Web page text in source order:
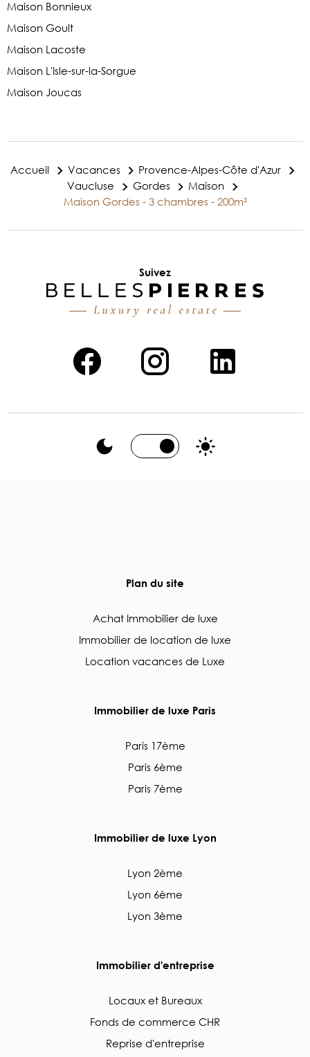
Maison Bonnieux
Maison Goult
Maison Lacoste
Maison L'Isle-sur-la-Sorgue
Maison Joucas
Accueil Vacances
Provence-Alpes-Côte d'Azur
Vaucluse
Gordes
Maison
Maison Gordes - 3 chambres - 200m²
Suivez
Plan du site
Achat Immobilier de luxe
Immobilier de location de luxe
Location vacances de Luxe
Immobilier de luxe Paris
Paris 17ème
Paris 6ème
Paris 7ème
Immobilier de luxe Lyon
Lyon 2ème
Lyon 6ème
Lyon 3ème
Immobilier d'entreprise
Locaux et Bureaux
Fonds de commerce CHR
Reprise d'entreprise